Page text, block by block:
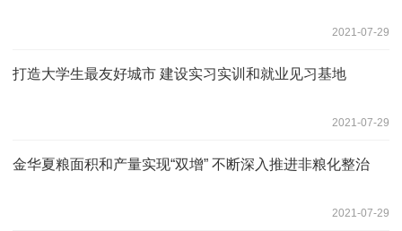
2021-07-29
打造大学生最友好城市 建设实习实训和就业见习基地
2021-07-29
金华夏粮面积和产量实现“双增” 不断深入推进非粮化整治
2021-07-29